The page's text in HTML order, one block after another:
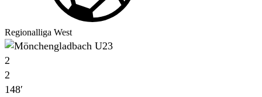
Regionalliga West
2
2
148′